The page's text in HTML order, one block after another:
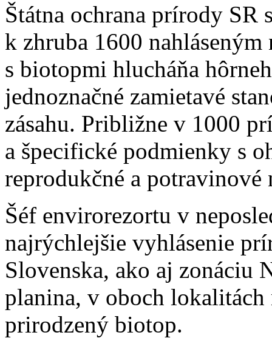
Štátna ochrana prírody
k zhruba 1600
s biotopmi hlucháňa
jednoznačné zamietavé
zásahu. Približne v 1000
a špecifické podmienky s
reprodukčné a potravinové
Šéf envirorezortu v
najrýchlejšie vyhlásenie
Slovenska, ako aj zonáciu
planina, v oboch
prirodzený biotop.